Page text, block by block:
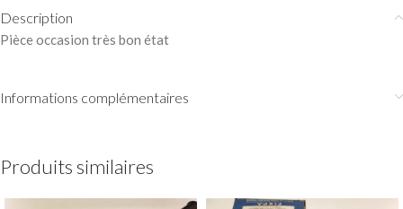
Description
Pièce occasion très bon état
Informations complémentaires
Produits similaires